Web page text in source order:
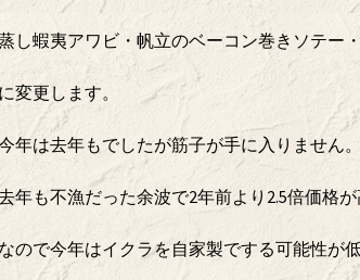
し蝦夷アワビ・帆立のベーコン巻きソテー
に変更します。
年は去年もでしたが筋子が手に入りません。
年も不漁だった余波で2年前より2.5倍価格が
なので今年はイクラを自家製でする可能性が